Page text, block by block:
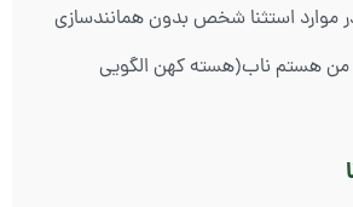
استثنا شخص بدون همانندسازی
من هستم ناب(هسته کهن الگویی